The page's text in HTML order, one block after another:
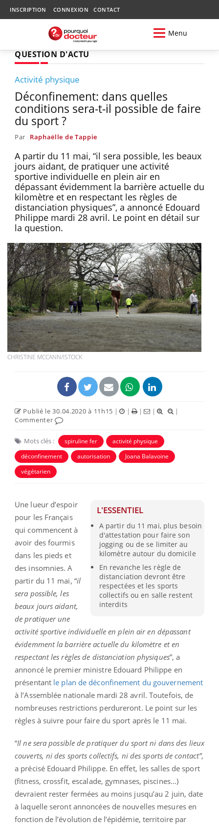
INSCRIPTION CONNEXION CONTACT
Menu
QUESTION D'ACTU
Activité physique
Déconfinement: dans quelles
conditions sera-t-il possible de faire
du sport ?
Par Raphaëlle de Tappie
A partir du 11 mai, “il sera possible, les beaux
jours aidant, de pratiquer une activité
sportive individuelle en plein air en
dépassant évidemment la barrière actuelle du
kilomètre et en respectant les règles de
distanciation physiques”, a annoncé Edouard
Philippe mardi 28 avril. Le point en détail sur
la question.
CHRISTINE MCCANN/ISTOCK
Publié le 30.04.2020 à 11h15 | | | |
|
Commenter
Mots clés : spiruline fer
activité physique
déconfinement
autorisation
Joana Balavoine
végétarien
L'ESSENTIEL
A partir du 11 mai, plus besoin
d'attestation pour faire son
jogging ou de se limiter au
kilomètre autour du domicile
En revanche les règle de
distanciation devront être
respectées et les sports
collectifs ou en salle restent
interdits
Une lueur d’espoir
pour les Français
qui commencent à
avoir des fourmis
dans les pieds et
des insomnies. A
partir du 11 mai, “il
sera possible, les
beaux jours aidant,
de pratiquer une
activité sportive individuelle en plein air en dépassant
évidemment la barrière actuelle du kilomètre et en
respectant les règles de distanciation physiques”, a
annoncé le premier ministre Edouard Philippe en
présentant le plan de déconfinement du gouvernement
à l’Assemblée nationale mardi 28 avril. Toutefois, de
nombreuses restrictions perdureront. Le point sur les
règles à suivre pour faire du sport après le 11 mai.
“Il ne sera possible de pratiquer du sport ni dans des lieux
couverts, ni des sports collectifs, ni des sports de contact”,
a précisé Edouard Philippe. En effet, les salles de sport
(fitness, crossfit, escalade, gymnases, piscines…)
devraient rester fermées au moins jusqu’au 2 juin, date
à laquelle seront annoncées de nouvelles mesures en
fonction de l’évolution de l’épidémie, territoire par